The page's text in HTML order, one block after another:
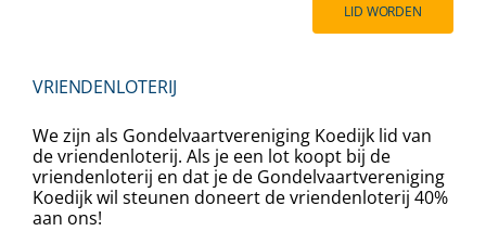
LID WORDEN
VRIENDENLOTERIJ
We zijn als Gondelvaartvereniging Koedijk lid van
de vriendenloterij. Als je een lot koopt bij de
vriendenloterij en dat je de Gondelvaartvereniging
Koedijk wil steunen doneert de vriendenloterij 40%
aan ons!